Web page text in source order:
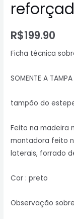
R$199.90
Ficha técnica
SOMENTE A TAMPA
tampão do
Feito na madeira
montadora feito
laterais, forrado
Cor : preto
Observação